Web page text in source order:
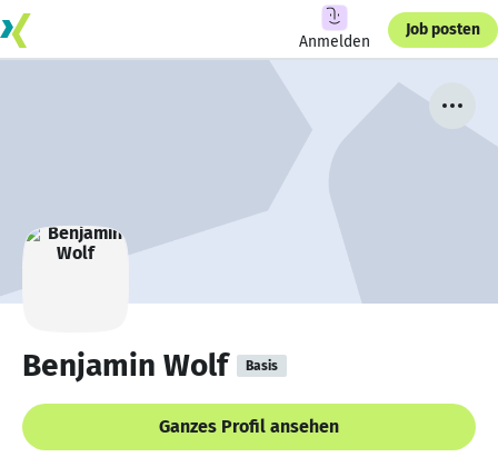
Anmelden
Job posten
Benjamin Wolf Basis
Ganzes Profil ansehen